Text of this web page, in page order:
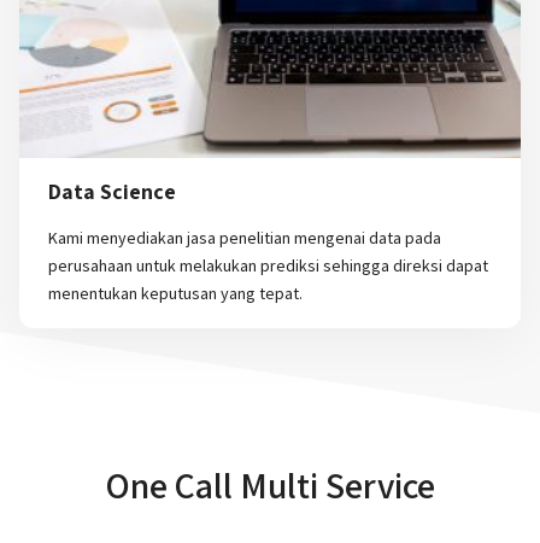
Data Science
Kami menyediakan jasa penelitian mengenai data pada
perusahaan untuk melakukan prediksi sehingga direksi dapat
menentukan keputusan yang tepat.
One Call Multi Service